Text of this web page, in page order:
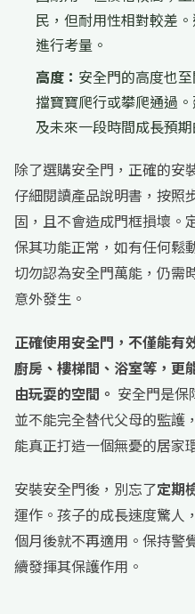
民，但耐用性相對較差
進行考量。
高度： 安全門的高度也
擋寶寶爬行或攀爬通過
及未來一段時間成長預期
除了選購安全門，正確的安
仔細閱讀產品說明書，按照
固，且不會造成門框損壞。
保其功能正常，如有任何鬆
切勿認為安全門萬能，仍需
意外發生。
正確使用安全門，不僅能有
廚房、樓梯間、浴室等，更
由玩耍的空間。 安全門是保
並不能完全替代父母的監護
能真正打造一個無憂的居家
安裝安全門後，別忘了定期
運作。孩子的成長速度驚人
個月後就不再適用。保持警
續發揮其保護作用。